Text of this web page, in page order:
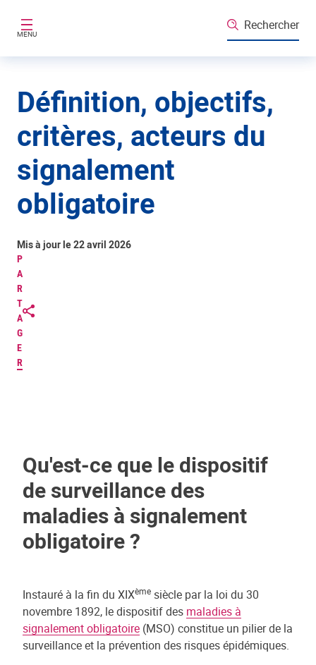
MENU
Rechercher
Définition, objectifs,
critères, acteurs du
signalement
obligatoire
P
A
R
T
A
G
E
R
Mis à jour le 22 avril 2026
Qu'est-ce que le dispositif
de surveillance des
maladies à signalement
obligatoire ?
Instauré à la fin du XIXème siècle par la loi du 30
novembre 1892, le dispositif des maladies à
signalement obligatoire (MSO) constitue un pilier de la
surveillance et la prévention des risques épidémiques.